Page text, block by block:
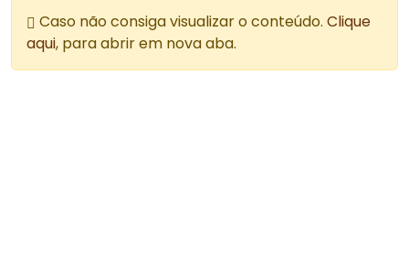
Caso não consiga visualizar o conteúdo. Clique
aqui, para abrir em nova aba.